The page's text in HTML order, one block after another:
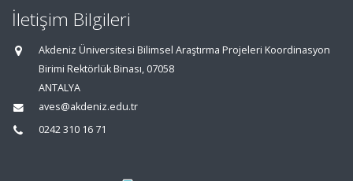
İletişim Bilgileri
Akdeniz Üniversitesi Bilimsel Araştırma Projeleri Koordinasyon
Birimi Rektörlük Binası, 07058
ANTALYA
aves@akdeniz.edu.tr
0242 310 16 71